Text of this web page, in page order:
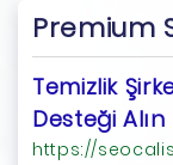
Premium
Temizlik
Desteği Alın
https://